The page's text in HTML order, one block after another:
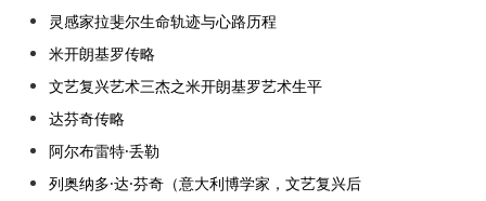
灵感家拉斐尔生命轨迹与心路历程
米开朗基罗传略
文艺复兴艺术三杰之米开朗基罗艺术生平
达芬奇传略
阿尔布雷特·丢勒
列奥纳多·达·芬奇（意大利博学家，文艺复兴后